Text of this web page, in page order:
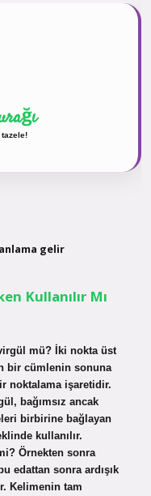
gelir
Kullanılır Mı
mü? İki nokta üst
bir cümlenin sonuna
noktalama işaretidir.
bağımsız ancak
birbirine bağlayan
kullanılır.
Örnekten sonra
edattan sonra ardışık
Kelimenin tam